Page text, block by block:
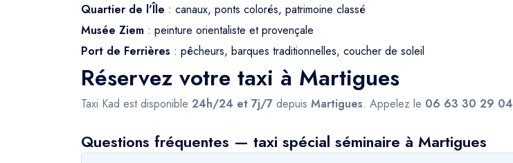
Quartier de l'Île : canaux, ponts colorés, patrimoine classé
Musée Ziem : peinture orientaliste et provençale
Port de Ferrières : pêcheurs, barques traditionnelles, coucher de soleil
Réservez votre taxi à Martigues
Taxi Kad est disponible 24h/24 et 7j/7 depuis Martigues. Appelez le 06 63 30 29 04
Questions fréquentes — taxi spécial séminaire à Martigues